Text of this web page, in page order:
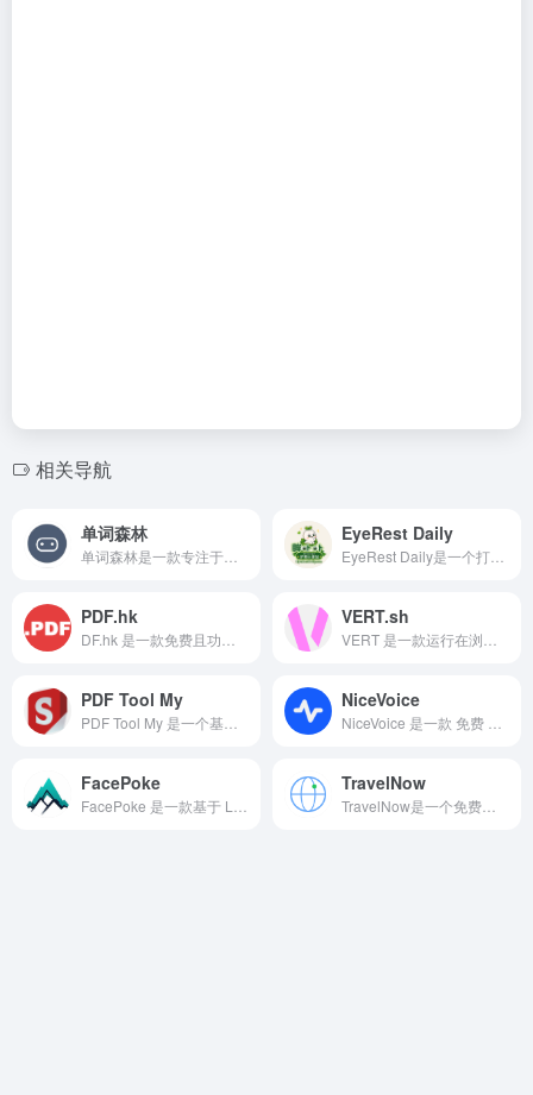
相关导航
单词森林 EyeRest Daily
PDF.hk VERT.sh
PDF Tool My NiceVoice
FacePoke TravelNow